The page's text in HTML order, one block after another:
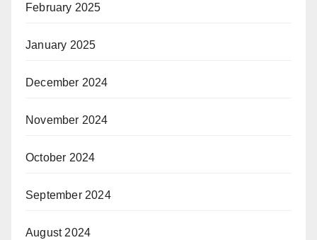
February 2025
January 2025
December 2024
November 2024
October 2024
September 2024
August 2024